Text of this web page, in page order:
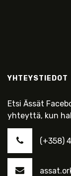
YHTEYSTIEDOT
Etsi Ässät
yhteyttä, kun
(+358)